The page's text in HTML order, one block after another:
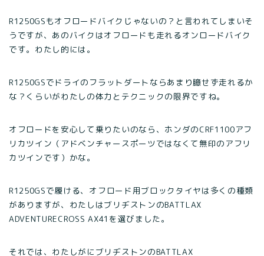
R1250GSもオフロードバイクじゃないの？と言われてしまいそ
うですが、あのバイクはオフロードも走れるオンロードバイク
です。わたし的には。
R1250GSでドライのフラットダートならあまり臆せず走れるか
な？くらいがわたしの体力とテクニックの限界ですね。
オフロードを安心して乗りたいのなら、ホンダのCRF1100アフ
リカツイン（アドベンチャースポーツではなくて無印のアフリ
カツインです）かな。
R1250GSで履ける、オフロード用ブロックタイヤは多くの種類
がありますが、わたしはブリヂストンのBATTLAX
ADVENTURECROSS AX41を選びました。
それでは、わたしがにブリヂストンのBATTLAX